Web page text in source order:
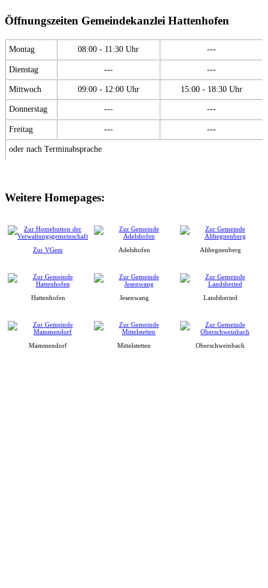
Öffnungszeiten Gemeindekanzlei Hattenhofen
Montag 08:00 - 11:30 Uhr ---
Dienstag --- ---
Mittwoch 09:00 - 12:00 Uhr 15:00 - 18:30 Uhr
Donnerstag --- ---
Freitag --- ---
oder nach Terminabsprache
Weitere Homepages:
Zur VGem Adelshofen Althegnenberg
Hattenhofen Jesenwang Landsberied
Mammendorf Mittelstetten Oberschweinbach